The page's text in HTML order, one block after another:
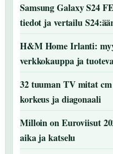
Samsung Galaxy S24
tiedot ja vertailu
H&M Home Irlanti:
verkkokauppa ja
32 tuuman TV mitat cm
korkeus ja diagonaali
Milloin on Euroviisut
aika ja katselu